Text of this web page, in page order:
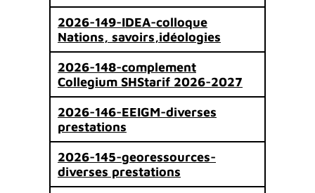
2026-149-IDEA-colloque
Nations, savoirs,idéologies
2026-148-complement
Collegium SHStarif 2026-2027
2026-146-EEIGM-diverses
prestations
2026-145-georessources-
diverses prestations